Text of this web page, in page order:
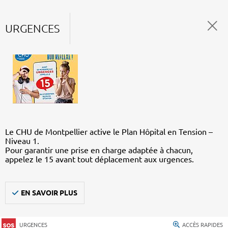
URGENCES
Le CHU de Montpellier active le Plan Hôpital en Tension –
Niveau 1.
Pour garantir une prise en charge adaptée à chacun,
appelez le 15 avant tout déplacement aux urgences.
EN SAVOIR PLUS
URGENCES ACCÈS RAPIDES